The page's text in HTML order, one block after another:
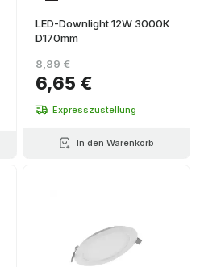
LED-Downlight 12W 3000K
D170mm
6,65 €
8,89 €
Expresszustellung
In den Warenkorb